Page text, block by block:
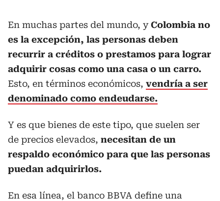
En muchas partes del mundo, yColombia no
es la excepción, las personas deben
recurrir a créditos o prestamos para lograr
adquirir cosas como una casa o un carro.
Esto, en términos económicos, vendría a ser
denominado como endeudarse.
Y es que bienes de este tipo, que suelen ser
de precios elevados, necesitan de un
respaldo económico para que las personas
puedan adquirirlos.
En esa línea, el banco BBVA define una